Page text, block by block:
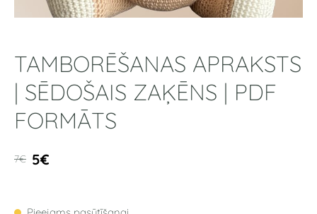
TAMBORĒŠANAS APRAKSTS
| SĒDOŠAIS ZAĶĒNS | PDF
FORMĀTS
7€ 5€